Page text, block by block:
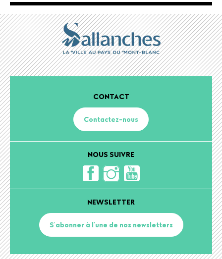
CONTACT
Contactez-nous
NOUS SUIVRE
NEWSLETTER
S'abonner à l'une de nos newsletters